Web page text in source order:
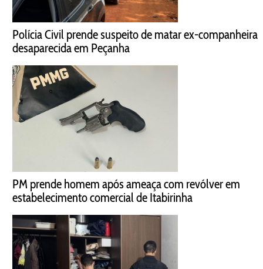
Polícia Civil prende suspeito de matar ex-companheira
desaparecida em Peçanha
PM prende homem após ameaça com revólver em
estabelecimento comercial de Itabirinha